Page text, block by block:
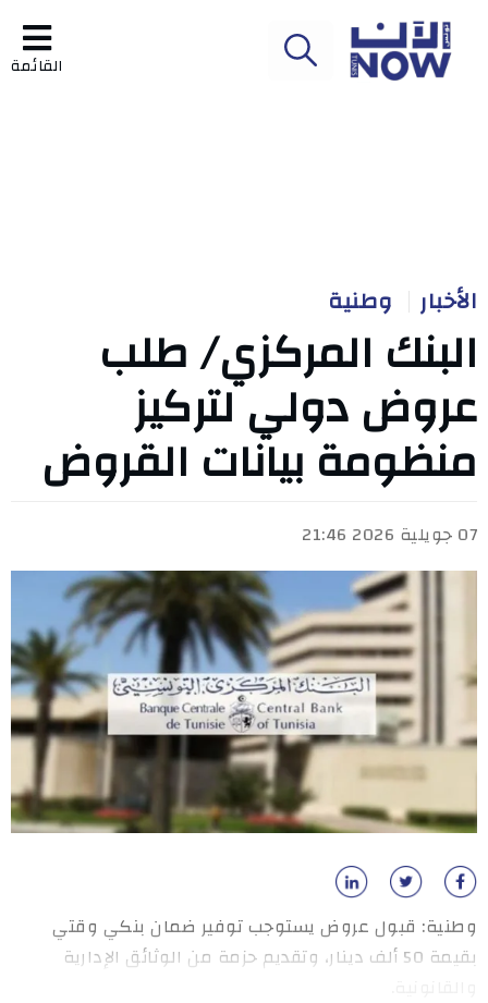
القائمة
الأخبار وطنية
البنك المركزي/ طلب
عروض دولي لتركيز
منظومة بيانات القروض
07 جويلية 2026 21:46
وطنية: قبول عروض يستوجب توفير ضمان بنكي وقتي
بقيمة 50 ألف دينار، وتقديم حزمة من الوثائق الإدارية